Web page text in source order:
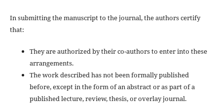
In submitting the manuscript to the journal, the authors certify
that:
They are authorized by their co-authors to enter into these
arrangements.
The work described has not been formally published
before, except in the form of an abstract or as part of a
published lecture, review, thesis, or overlay journal.